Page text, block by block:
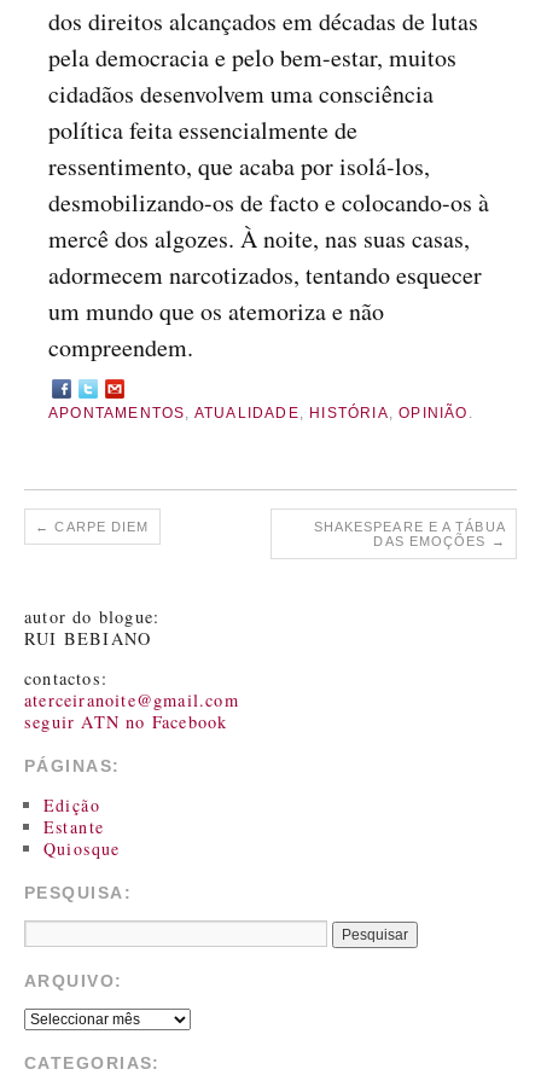
dos direitos alcançados em décadas de lutas
pela democracia e pelo bem-estar, muitos
cidadãos desenvolvem uma consciência
política feita essencialmente de
ressentimento, que acaba por isolá-los,
desmobilizando-os de facto e colocando-os à
mercê dos algozes. À noite, nas suas casas,
adormecem narcotizados, tentando esquecer
um mundo que os atemoriza e não
compreendem.
APONTAMENTOS ATUALIDADE HISTÓRIA ,OPINIÃO
← CARPE DIEM
SHAKESPEARE E A TÁBUA
DAS EMOÇÕES
→
autor do blogue:
RUI BEBIANO
contactos:
aterceiranoite@gmail.com
seguir ATN no Facebook
PÁGINAS:
Edição
Estante
Quiosque
PESQUISA:
ARQUIVO:
CATEGORIAS: